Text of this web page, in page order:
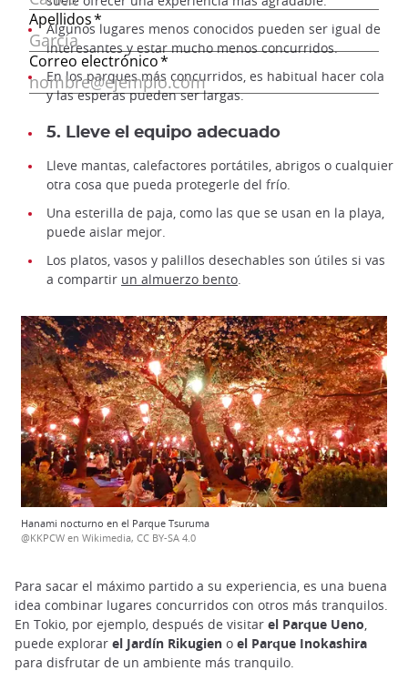
Algunos lugares menos conocidos pueden ser igual de
interesantes y estar mucho menos concurridos.
En los parques más concurridos, es habitual hacer cola
y las esperas pueden ser largas.
5. Lleve el equipo adecuado
Lleve mantas, calefactores portátiles, abrigos o cualquier
otra cosa que pueda protegerle del frío.
Una esterilla de paja, como las que se usan en la playa,
puede aislar mejor.
Los platos, vasos y palillos desechables son útiles si vas
a compartir un almuerzo bento.
Hanami nocturno en el Parque Tsuruma
@KKPCW en Wikimedia, CC BY-SA 4.0
Para sacar el máximo partido a su experiencia, es una buena
idea combinar lugares concurridos con otros más tranquilos.
En Tokio, por ejemplo, después de visitar el Parque Ueno,
puede explorar el Jardín Rikugien o el Parque Inokashira
para disfrutar de un ambiente más tranquilo.